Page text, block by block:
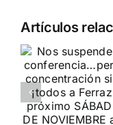
Artículos